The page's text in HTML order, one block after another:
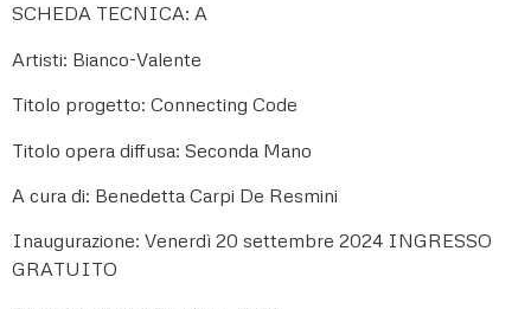
SCHEDA TECNICA: A
Artisti: Bianco-Valente
Titolo progetto: Connecting Code
Titolo opera diffusa: Seconda Mano
A cura di: Benedetta Carpi De Resmini
Inaugurazione: Venerdì 20 settembre 2024 INGRESSO
GRATUITO